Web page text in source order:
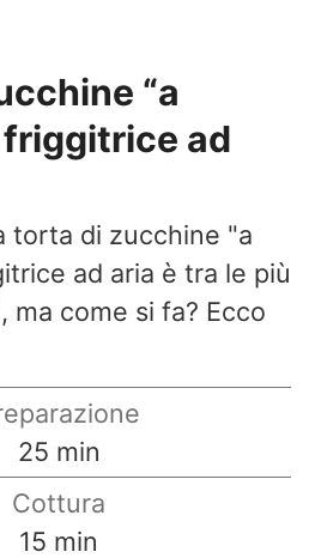
“a
ad
torta di zucchine "a
ad aria è tra le più
ma come si fa? Ecco
25minuti
min
Cottura
15 minuti
min